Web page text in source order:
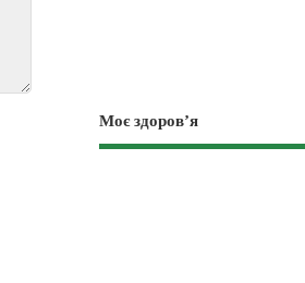
Моє здоров’я